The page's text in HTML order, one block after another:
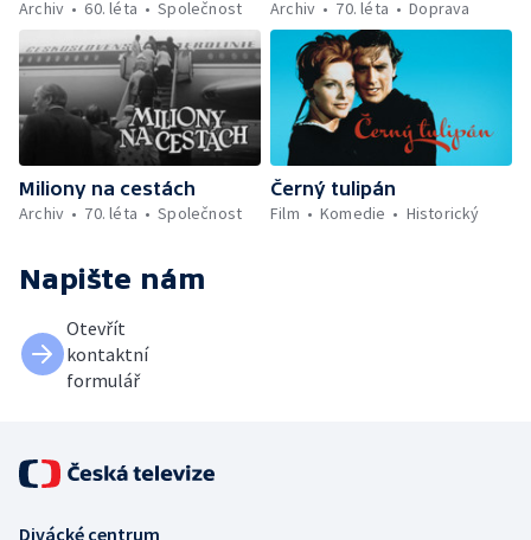
Archiv
60. léta Společnost
Archiv
70. léta Doprava
Miliony na cestách
Archiv
70. léta Společnost
Černý tulipán
Film
Komedie Historický
Napište nám
Otevřít
kontaktní
formulář
Divácké centrum